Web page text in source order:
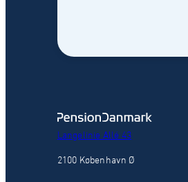
Langelinie Allé 43
2100 København Ø